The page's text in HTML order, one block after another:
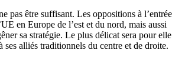
pas être suffisant. Les oppositions à l’entrée
en Europe de l’est et du nord, mais aussi
sa stratégie. Le plus délicat sera pour elle
ses alliés traditionnels du centre et de droite.